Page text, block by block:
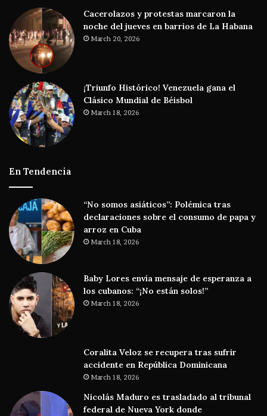
Cacerolazos y protestas marcaron la
noche del jueves en barrios de La Habana
March 20, 2026
¡Triunfo Histórico! Venezuela gana el
Clásico Mundial de Béisbol
March 18, 2026
En Tendencia
“No somos asiáticos”: Polémica tras
declaraciones sobre el consumo de papa y
arroz en Cuba
March 18, 2026
Baby Lores envía mensaje de esperanza a
los cubanos: “¡No están solos!”
March 18, 2026
Coralita Veloz se recupera tras sufrir
accidente en República Dominicana
March 18, 2026
Nicolás Maduro es trasladado al tribunal
federal de Nueva York donde